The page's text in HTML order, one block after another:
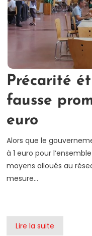
Précarité
fausse
euro
Alors que le
à 1 euro pour
moyens alloués au
mesure…
Lire la suite